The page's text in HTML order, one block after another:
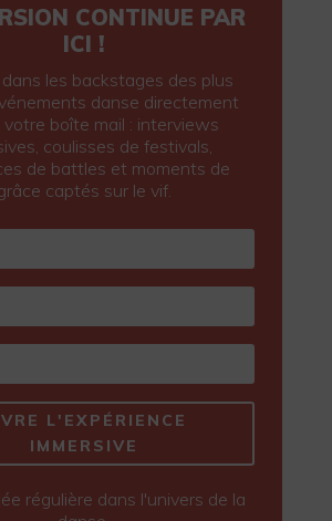
CONTINUE PAR
ICI !
les backstages des plus
danse directement
votre boîte mail : interviews
coulisses de festivals,
de battles et moments de
captés sur le vif.
L'EXPÉRIENCE
IMMERSIVE
régulière dans l'univers de la